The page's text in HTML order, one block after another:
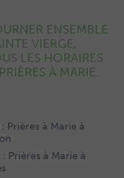
ENSEMBLE
VIERGE,
LES HORAIRES
À MARIE.
Prières à Marie à
Prières à Marie à